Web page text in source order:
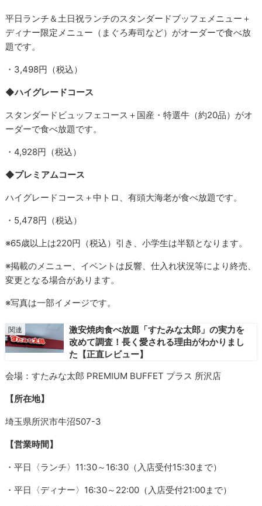
平日ランチ＆土日祝ランチのスタンダードブッフェメニュー＋
ディナー限定メニュー（まぐろ寿司など）がオーダーで食べ放
題です。
・3,498円（税込）
◆ハイグレードコース
スタンダードビュッフェコース＋国産・特選牛（約20品）がオ
ーダーで食べ放題です。
・4,928円（税込）
◆プレミアムコース
ハイグレードコース＋中トロ、有頭大海老が食べ放題です。
・5,478円（税込）
※65歳以上は220円（税込）引き、小学生は半額となります。
※掲載のメニュー、イベントは反響、仕入れ状況等により終売、
変更となる場合があります。
※写真は一部イメージです。
激安焼肉食べ放題「すたみな太郎」の実力を
改めて調査！長く愛される理由がわかりまし
た【正直レビュー】
会場：すたみな太郎 PREMIUM BUFFET プラス 所沢店
【所在地】
埼玉県所沢市牛沼507-3
【営業時間】
・平日〈ランチ〉11:30～16:30（入店受付15:30まで）
・平日〈ディナー〉16:30～22:00（入店受付21:00まで）